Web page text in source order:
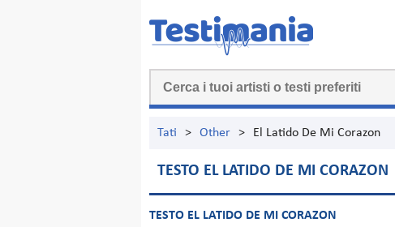
Tati > Other > El Latido De Mi Corazon
TESTO EL LATIDO DE MI CORAZON
TESTO EL LATIDO DE MI CORAZON